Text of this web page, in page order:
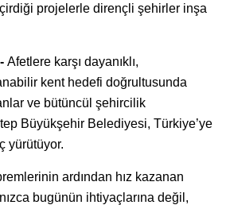
projelerle dirençli şehirler inşa
Afetlere karşı dayanıklı,
kent hedefi doğrultusunda
ve bütüncül şehircilik
Büyükşehir Belediyesi, Türkiye’ye
yürütüyor.
ardından hız kazanan
bugünün ihtiyaçlarına değil,